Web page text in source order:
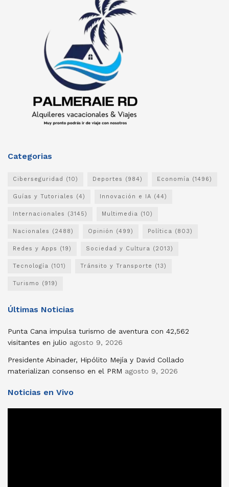
Categorias
Ciberseguridad (10) Deportes (984) Economía (1496)
Guías y Tutoriales (4) Innovación e IA (44)
Internacionales (3145) Multimedia (10)
Nacionales (2488) Opinión (499) Política (803)
Redes y Apps (19) Sociedad y Cultura (2013)
Tecnología (101) Tránsito y Transporte (13)
Turismo (919)
Últimas Noticias
Punta Cana impulsa turismo de aventura con 42,562
visitantes en julio agosto 9, 2026
Presidente Abinader, Hipólito Mejía y David Collado
materializan consenso en el PRM agosto 9, 2026
Noticias en Vivo